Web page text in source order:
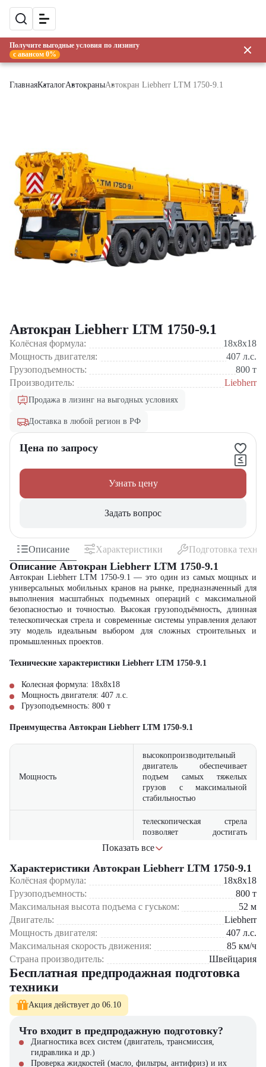
Получите выгодные условия по лизингу
с авансом 0%
ГлавнаяКаталогАвтокраныАвтокран Liebherr LTM 1750-9.1
Автокран Liebherr LTM 1750-9.1
Колёсная формула:
18x8x18
Мощность двигателя:
407 л.с.
Грузоподъемность:
800 т
Производитель:
Liebherr
Продажа в лизинг на выгодных условиях
Доставка в любой регион в РФ
Цена по запросу
Узнать цену
Задать вопрос
Описание Характеристики Подготовка
Описание Автокран Liebherr LTM 1750-9.1
Автокран Liebherr LTM 1750-9.1 — это один из самых мощных и
универсальных мобильных кранов на рынке, предназначенный для
выполнения масштабных подъемных операций с максимальной
безопасностью и точностью. Высокая грузоподъёмность, длинная
телескопическая стрела и современные системы управления делают
эту модель идеальным выбором для сложных строительных и
промышленных проектов.
Технические характеристики Liebherr LTM 1750-9.1
Колесная формула: 18x8x18
Мощность двигателя: 407 л.с.
Грузоподъемность: 800 т
Преимущества Автокран Liebherr LTM 1750-9.1
Мощность
высокопроизводительный
двигатель обеспечивает
подъем самых тяжелых
грузов с максимальной
стабильностью
телескопическая стрела
позволяет достигать
выполнять монтаж
крупногабаритных
интеллектуальные системы
стабилизации и управления
повышают точность и
Маневренность
оптимальная колесная
формула обеспечивает
уверенное передвижение на
Надежность
гарантирует долгий срок
службы и минимальные
Показать все
Характеристики Автокран Liebherr LTM 1750-9.1
Колёсная формула:
18x8x18
Грузоподъемность:
800 т
Максимальная высота подъема с гуськом:
52 м
Двигатель:
Liebherr
Мощность двигателя:
407 л.с.
Максимальная скорость движения:
85 км/ч
Страна производитель:
Швейцария
Бесплатная предпродажная подготовка
техники
Акция действует до 06.10
Что входит в предпродажную подготовку?
Диагностика всех систем (двигатель, трансмиссия,
гидравлика и др.)
Проверка жидкостей (масло, фильтры, антифриз) и их